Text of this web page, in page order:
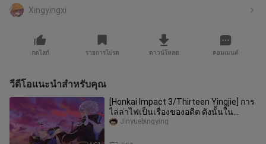
Xingyingxi
กดไลก์ รายการโปรด ดาวน์โหลด คอมเมนต์
วีดีโอแนะนำสำหรับคุณ
[Honkai Impact 3/Thirteen Yingjie] การ
ไล่ล่าไฟเป็นเรื่องของอดีต ดังนั้นใน
อนาคต โปรด "ก้าวข้ามทุกสิ่ง
Jinyuebingying